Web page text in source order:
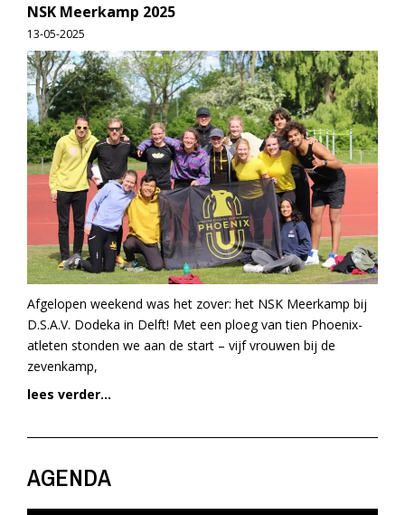
NSK Meerkamp 2025
13-05-2025
Afgelopen weekend was het zover: het NSK Meerkamp bij
D.S.A.V. Dodeka in Delft! Met een ploeg van tien Phoenix-
atleten stonden we aan de start – vijf vrouwen bij de
zevenkamp,
lees verder...
AGENDA